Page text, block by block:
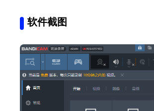
软件截图